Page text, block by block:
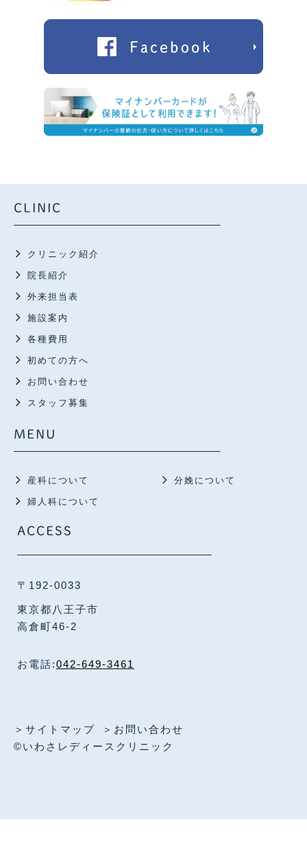
CLINIC
クリニック紹介
院長紹介
外来担当表
施設案内
各種費用
初めての方へ
お問い合わせ
スタッフ募集
MENU
産科について
婦人科について
分娩について
ACCESS
〒192-0033
東京都八王子市
高倉町46-2
お電話:042-649-3461
＞サイトマップ
＞お問い合わせ
©いわさレディースクリニック